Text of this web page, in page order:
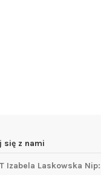
się z nami
Izabela Laskowska